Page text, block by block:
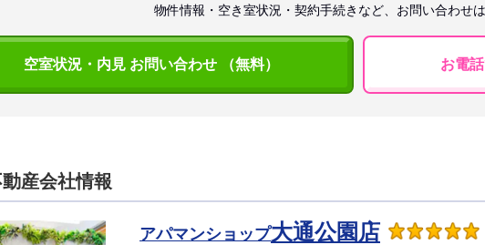
物件情報・空き室状況・契約手続きなど、お問い合わせ
空室状況・内見 お問い合わせ （無料） お電
産会社情報
アパマンショップ大通公園店